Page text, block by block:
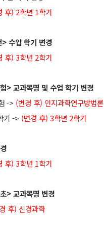
후) 2학년 1학기
수업 학기 변경
후) 3학년 2학기
> 교과목명 및 수업 학기 변경
-> (변경 후) 인지과학연구방법론
기 -> (변경 후) 3학년 2학기
후) 3학년 1학기
> 교과목명 변경
후) 신경과학